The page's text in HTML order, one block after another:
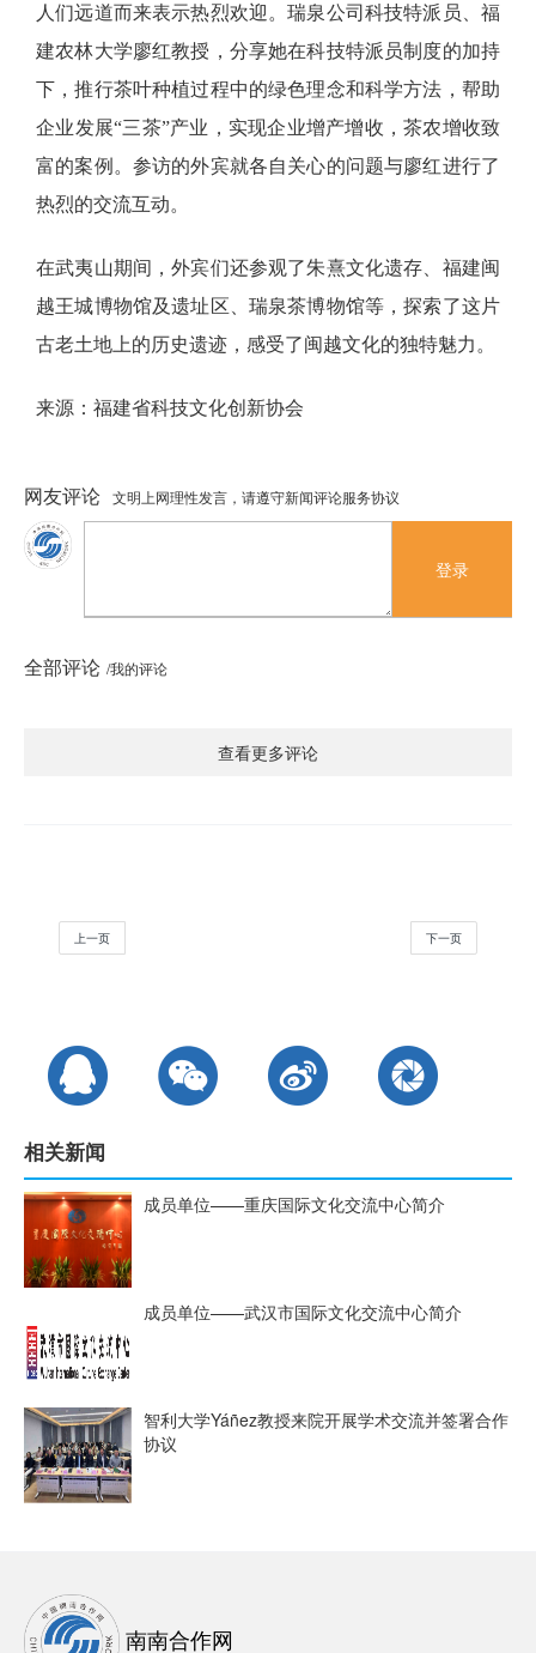
人们远道而来表示热烈欢迎。瑞泉公司科技特派员、福
建农林大学廖红教授，分享她在科技特派员制度的加持
下，推行茶叶种植过程中的绿色理念和科学方法，帮助
企业发展“三茶”产业，实现企业增产增收，茶农增收致
富的案例。参访的外宾就各自关心的问题与廖红进行了
热烈的交流互动。
在武夷山期间，外宾们还参观了朱熹文化遗存、福建闽
越王城博物馆及遗址区、瑞泉茶博物馆等，探索了这片
古老土地上的历史遗迹，感受了闽越文化的独特魅力。
来源：福建省科技文化创新协会
网友评论 文明上网理性发言，请遵守新闻评论服务协议
登录
全部评论 /我的评论
查看更多评论
上一页 下一页
相关新闻
成员单位——重庆国际文化交流中心简介
成员单位——武汉市国际文化交流中心简介
智利大学Yáñez教授来院开展学术交流并签署合作
协议
南南合作网